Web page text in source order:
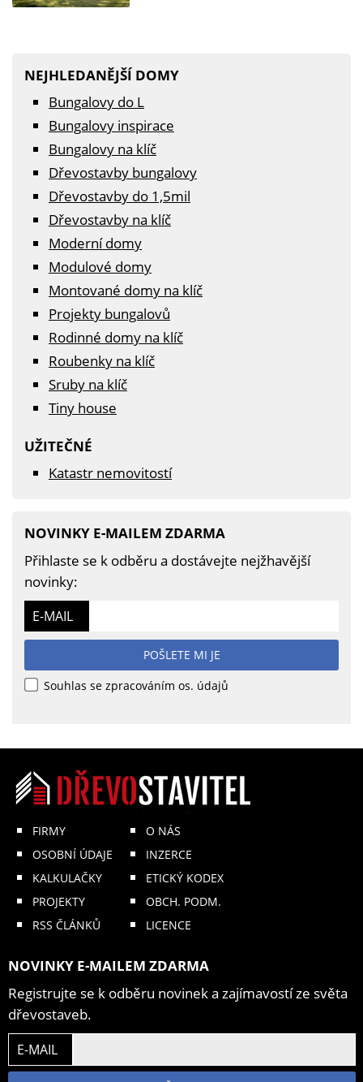
NEJHLEDANĚJŠÍ DOMY
Bungalovy do L
Bungalovy inspirace
Bungalovy na klíč
Dřevostavby bungalovy
Dřevostavby do 1,5mil
Dřevostavby na klíč
Moderní domy
Modulové domy
Montované domy na klíč
Projekty bungalovů
Rodinné domy na klíč
Roubenky na klíč
Sruby na klíč
Tiny house
UŽITEČNÉ
Katastr nemovitostí
NOVINKY E-MAILEM ZDARMA
Přihlaste se k odběru a dostávejte nejžhavější
novinky:
E-MAIL
POŠLETE MI JE
Souhlas se zpracováním os. údajů
FIRMY
OSOBNÍ ÚDAJE
KALKULAČKY
PROJEKTY
RSS ČLÁNKŮ
O NÁS
INZERCE
ETICKÝ KODEX
OBCH. PODM.
LICENCE
NOVINKY E-MAILEM ZDARMA
Registrujte se k odběru novinek a zajímavostí ze světa
dřevostaveb.
E-MAIL